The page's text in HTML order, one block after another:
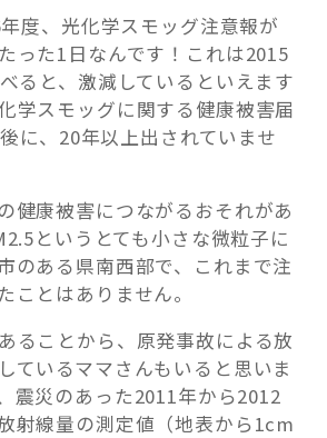
度、光化学スモッグ注意報が
った1日なんです！これは2015
ると、激減しているといえます
学スモッグに関する健康被害届
に、20年以上出されていませ
健康被害につながるおそれがあ
というとても小さな微粒子に
のある県南西部で、これまで注
ことはありません。
ることから、原発事故による放
ているママさんもいると思いま
震災のあった2011年から2012
射線量の測定値（地表から1cm